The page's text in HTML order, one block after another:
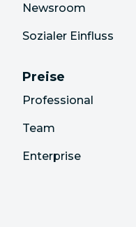
Newsroom
Sozialer Einfluss
Preise
Professional
Team
Enterprise